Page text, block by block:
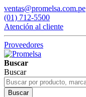
ventas@promelsa.com.pe
(01) 712-5500
Atención al cliente
Proveedores
Buscar
Buscar
Buscar